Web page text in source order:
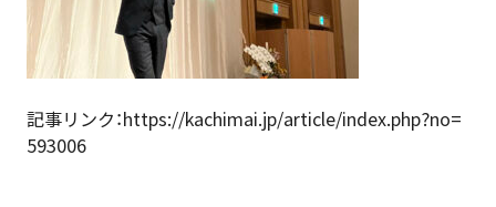
記事リンク：https://kachimai.jp/article/index.php?no=
593006